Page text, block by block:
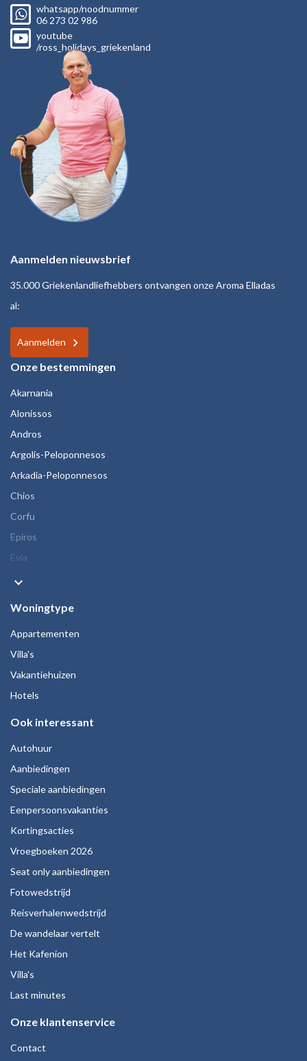
whatsapp/noodnummer
06 273 02 986
youtube
/ross_holidays_griekenland
Aanmelden nieuwsbrief
35.000 Griekenlandliefhebbers ontvangen onze Aroma Elladas
al:
Aanmelden
Onze bestemmingen
Akarnania
Alonissos
Andros
Argolis-Peloponnesos
Arkadia-Peloponnesos
Chios
Corfu
Epiros
Evia
keyboard_arrow_down
Woningtype
Appartementen
Villa's
Vakantiehuizen
Hotels
Ook interessant
Autohuur
Aanbiedingen
Speciale aanbiedingen
Eenpersoonsvakanties
Kortingsacties
Vroegboeken 2026
Seat only aanbiedingen
Fotowedstrijd
Reisverhalenwedstrijd
De wandelaar vertelt
Het Kafenion
Villa's
Last minutes
Onze klantenservice
Contact